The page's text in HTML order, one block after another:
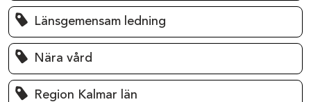
Länsgemensam ledning
Nära vård
Region Kalmar län